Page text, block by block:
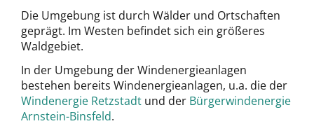
Die Umgebung ist durch Wälder und Ortschaften
geprägt. Im Westen befindet sich ein größeres
Waldgebiet.
In der Umgebung der Windenergieanlagen
bestehen bereits Windenergieanlagen, u.a. die der
Windenergie Retzstadt und der Bürgerwindenergie
Arnstein-Binsfeld.